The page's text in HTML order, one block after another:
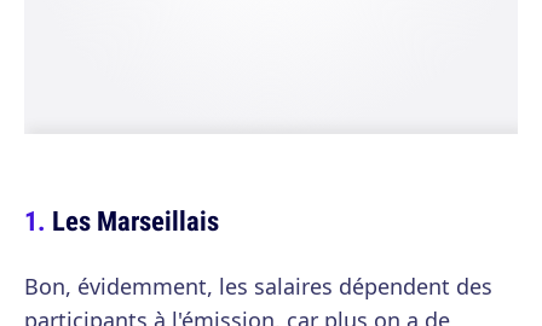
Les Marseillais
Bon, évidemment, les salaires dépendent des
participants à l'émission, car plus on a de